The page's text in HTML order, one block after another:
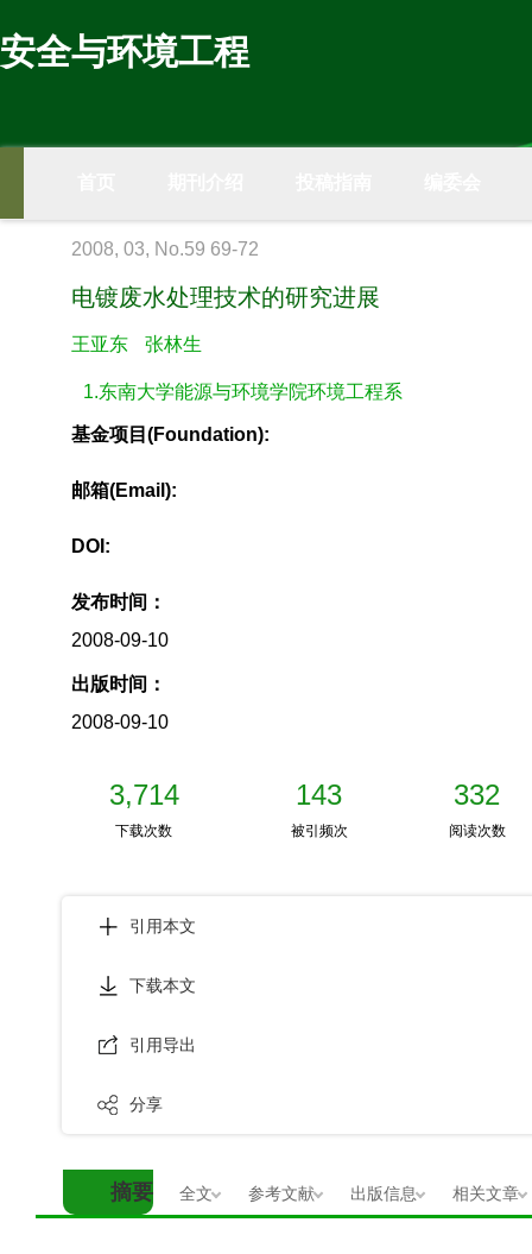
安全与环境工程
2008, 03, No.59 69-72
电镀废水处理技术的研究进展
王亚东 张林生
1.东南大学能源与环境学院环境工程系
基金项目(Foundation):
邮箱(Email):
DOI:
发布时间：
2008-09-10
出版时间：
2008-09-10
3,714 143 332
下载次数 被引频次 阅读次数
引用本文
下载本文
引用导出
分享
摘要 全文 参考文献 出版信息 相关文章